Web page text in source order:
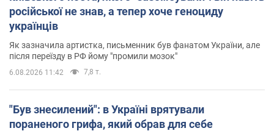
російської не знав, а тепер хоче геноциду
українців
Як зазначила артистка, письменник був фанатом України, але
після переїзду в РФ йому "промили мозок"
6.08.2026 11:42 7,8 т.
"Був знесилений": в Україні врятували
пораненого грифа, який обрав для себе